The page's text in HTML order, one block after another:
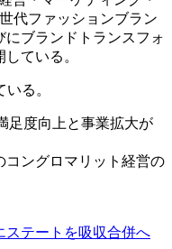
代ファッションブラン
にブランドトランスフォ
ている。
る。
足度向上と事業拡大が
コングロマリット経営の
ステートを吸収合併へ